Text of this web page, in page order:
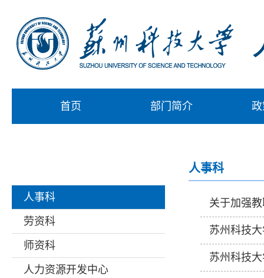
首页 部门简介
人事科
劳资科
师资科
人力资源开发中心
人事科
关于加强
苏州科技
苏州科技